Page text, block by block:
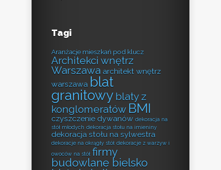
Tagi
Aranżacje mieszkań pod klucz
Architekci wnętrz
Warszawa architekt wnętrz
warszawa blat
granitowy blaty z
konglomeratów BMI
czyszczenie dywanów dekoracja na
stół młodych dekoracja stołu na imieniny
dekoracja stołu na sylwestra
dekoracje na okrągły stół dekoracje z warzyw i
owoców na stół firmy
budowlane bielsko